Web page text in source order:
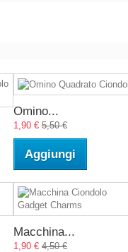
Omino...
1,90 € 5,50 €
Aggiungi
Macchina...
1,90 € 4,50 €